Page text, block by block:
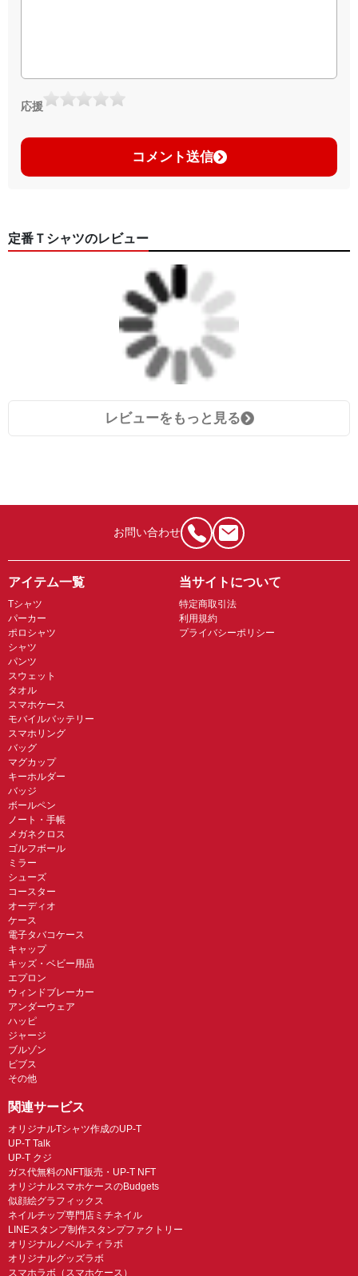
応援
コメント送信
定番Ｔシャツのレビュー
レビューをもっと見る
お問い合わせ
アイテム一覧
Tシャツ
パーカー
ポロシャツ
シャツ
パンツ
スウェット
タオル
スマホケース
モバイルバッテリー
スマホリング
バッグ
マグカップ
キーホルダー
バッジ
ボールペン
ノート・手帳
メガネクロス
ゴルフボール
ミラー
シューズ
コースター
オーディオ
ケース
電子タバコケース
キャップ
キッズ・ベビー用品
エプロン
ウィンドブレーカー
アンダーウェア
ハッピ
ジャージ
ブルゾン
ビブス
その他
当サイトについて
特定商取引法
利用規約
プライバシーポリシー
関連サービス
オリジナルTシャツ作成のUP-T
UP-T Talk
UP-T クジ
ガス代無料のNFT販売・UP-T NFT
オリジナルスマホケースのBudgets
似顔絵グラフィックス
ネイルチップ専門店ミチネイル
LINEスタンプ制作スタンプファクトリー
オリジナルノベルティラボ
オリジナルグッズラボ
スマホラボ（スマホケース）